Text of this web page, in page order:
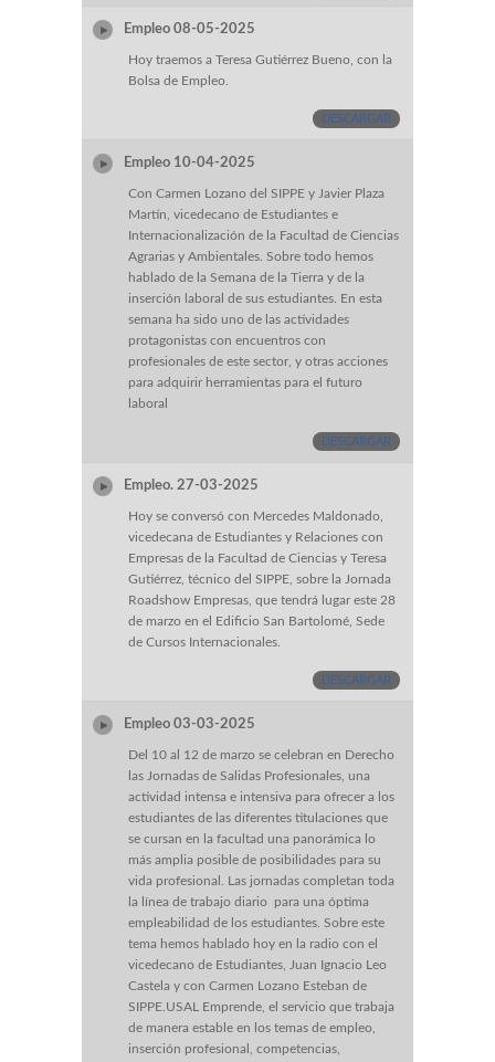
Empleo 08-05-2025
Hoy traemos a Teresa Gutiérrez Bueno, con la
Bolsa de Empleo.
DESCARGAR
Empleo 10-04-2025
Con Carmen Lozano del SIPPE y Javier Plaza
Martín, vicedecano de Estudiantes e
Internacionalización de la Facultad de Ciencias
Agrarias y Ambientales. Sobre todo hemos
hablado de la Semana de la Tierra y de la
inserción laboral de sus estudiantes. En esta
semana ha sido uno de las actividades
protagonistas con encuentros con
profesionales de este sector, y otras acciones
para adquirir herramientas para el futuro
laboral
DESCARGAR
Empleo. 27-03-2025
Hoy se conversó con Mercedes Maldonado,
vicedecana de Estudiantes y Relaciones con
Empresas de la Facultad de Ciencias y Teresa
Gutiérrez, técnico del SIPPE, sobre la Jornada
Roadshow Empresas, que tendrá lugar este 28
de marzo en el Edificio San Bartolomé, Sede
de Cursos Internacionales.
DESCARGAR
Empleo 03-03-2025
Del 10 al 12 de marzo se celebran en Derecho
las Jornadas de Salidas Profesionales, una
actividad intensa e intensiva para ofrecer a los
estudiantes de las diferentes titulaciones que
se cursan en la facultad una panorámica lo
más amplia posible de posibilidades para su
vida profesional. Las jornadas completan toda
la línea de trabajo diario para una óptima
empleabilidad de los estudiantes. Sobre este
tema hemos hablado hoy en la radio con el
vicedecano de Estudiantes, Juan Ignacio Leo
Castela y con Carmen Lozano Esteban de
SIPPE.USAL Emprende, el servicio que trabaja
de manera estable en los temas de empleo,
inserción profesional, competencias,